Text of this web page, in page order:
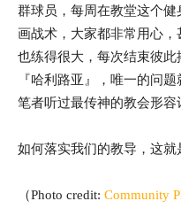
群球员，每周在教堂这个
画战术，大家都非常用心
也练得很大，每次结束彼
『哈利路亚』，唯一的问
笔者听过最传神的教会形容
如何落实我们的教导，这就
（Photo credit: Community